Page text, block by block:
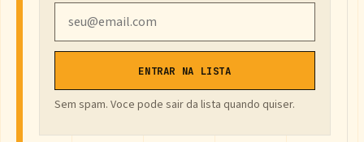
ENTRAR NA LISTA
Sem spam. Voce pode sair da lista quando quiser.